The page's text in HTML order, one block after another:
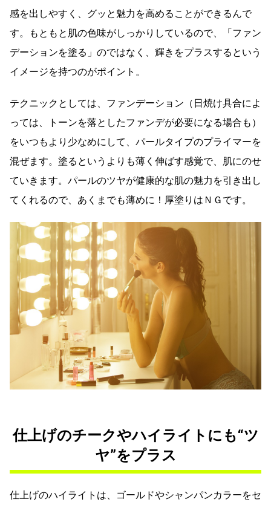
感を出しやすく、グッと魅力を高めることができるんで
す。もともと肌の色味がしっかりしているので、「ファン
デーションを塗る」のではなく、輝きをプラスするという
イメージを持つのがポイント。
テクニックとしては、ファンデーション（日焼け具合によ
っては、トーンを落としたファンデが必要になる場合も）
をいつもより少なめにして、パールタイプのプライマーを
混ぜます。塗るというよりも薄く伸ばす感覚で、肌にのせ
ていきます。パールのツヤが健康的な肌の魅力を引き出し
てくれるので、あくまでも薄めに！厚塗りはＮＧです。
仕上げのチークやハイライトにも“ツ
ヤ”をプラス
仕上げのハイライトは、ゴールドやシャンパンカラーをセ